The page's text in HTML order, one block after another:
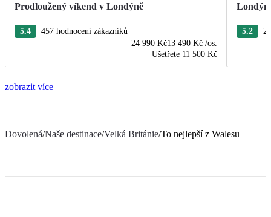
Prodloužený víkend v Londýně
5.4
457 hodnocení zákazníků
24 990 Kč13 490 Kč /os.
Ušetřete 11 500 Kč
Londýn
5.2
zobrazit více
Dovolená/Naše destinace/Velká Británie/To nejlepší z Walesu